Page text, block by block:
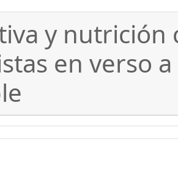
y nutrición
en verso